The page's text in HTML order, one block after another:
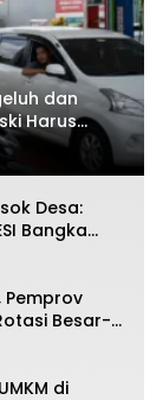
dan
Harus
Desa:
Bangka
Pemprov
Besar-
di